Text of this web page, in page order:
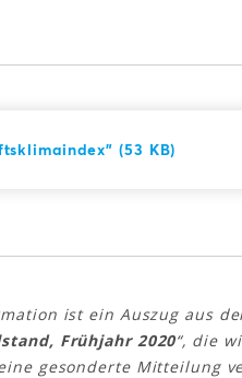
(53 KB)
ist ein Auszug aus
Frühjahr 2020“, die
gesonderte Mitteilung